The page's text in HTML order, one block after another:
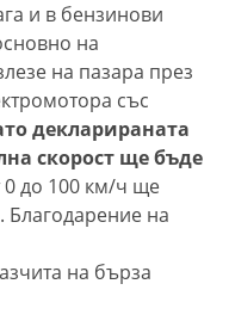
и в бензинови
на
на пазара през
със
декларираната
скорост ще бъде
0 до 100 км/ч ще
Благодарение на
на бърза